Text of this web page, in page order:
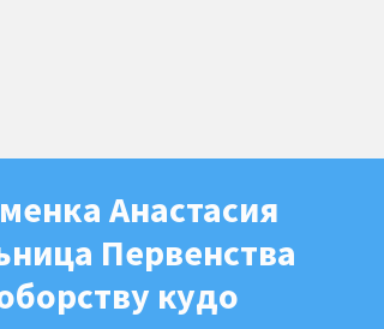
Анастасия
Первенства
кудо